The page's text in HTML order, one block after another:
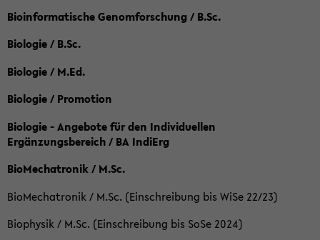
Bioinformatische Genomforschung / B.Sc.
Biologie / B.Sc.
Biologie / M.Ed.
Biologie / Promotion
Biologie - Angebote für den Individuellen
Ergänzungsbereich / BA IndiErg
BioMechatronik / M.Sc.
BioMechatronik / M.Sc. (Einschreibung bis WiSe 22/23)
Biophysik / M.Sc. (Einschreibung bis SoSe 2024)